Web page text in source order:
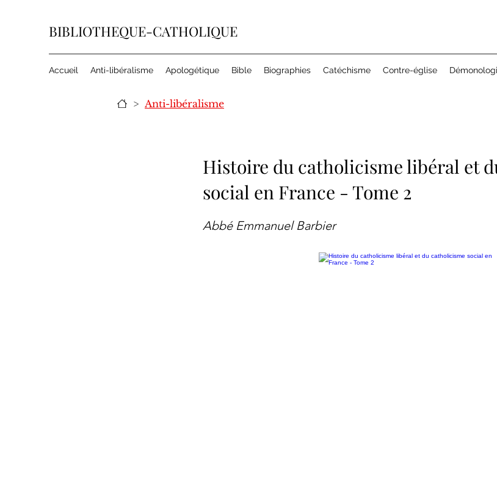
BIBLIOTHEQUE-CATHOLIQUE
Accueil Anti-libéralisme Apologétique Bible Biographies Catéchisme Contre-église
> Anti-libéralisme
Histoire du catholicisme libéral et
social en France - Tome 2
Abbé Emmanuel Barbier